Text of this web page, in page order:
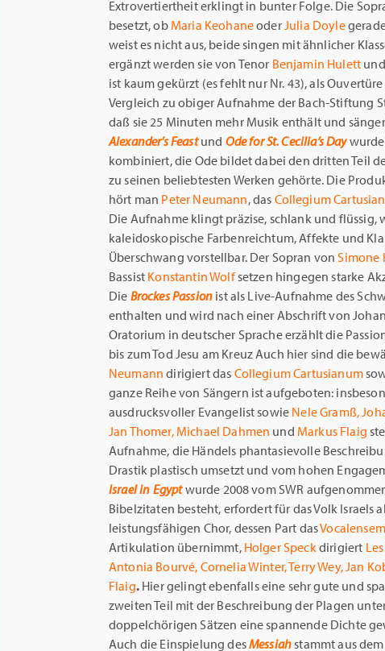
Extrovertiertheit erklingt in bunter Folge. Die
besetzt, ob Maria KeohaneoderJulia Doyle
weist es nicht aus, beide singen mit ähnlicher
ergänzt werden sie von Tenor Benjamin Hulett
ist kaum gekürzt (es fehlt nur Nr. 43), als
Vergleich zu obiger Aufnahme der Bach-Stiftung
daß sie 25 Minuten mehr Musik enthält und
Alexander’s Feastund Ode for St. Cecilia’s Day
kombiniert, die Ode bildet dabei den dritten Teil
zu seinen beliebtesten Werken gehörte. Die
hört man Peter Neumann, das Collegium
Die Aufnahme klingt präzise, schlank und flüssig,
kaleidoskopische Farbenreichtum, Affekte und
Überschwang vorstellbar. Der Sopran vonSimone
Bassist Konstantin Wolfsetzen hingegen starke
Die Brockes Passion ist als Live-Aufnahme des
enthalten und wird nach einer Abschrift von
Oratorium in deutscher Sprache erzählt die
bis zum Tod Jesu am Kreuz Auch hier sind die
Neumanndirigiert das Collegium Cartusianum
ganze Reihe von Sängern ist aufgeboten:
ausdrucksvoller Evangelist sowie Nele Gramß,
Jan Thomer, Michael Dahmen und Markus Flaig
Aufnahme, die Händels phantasievolle
Drastik plastisch umsetzt und vom hohen
Israel in Egyptwurde 2008 vom SWR
Bibelzitaten besteht, erfordert für das Volk Israels
leistungsfähigen Chor, dessen Part das
Artikulation übernimmt, Holger Speckdirigiert
Antonia Bourvé, Cornelia Winter, Terry Wey, Jan
Flaig. Hier gelingt ebenfalls eine sehr gute und
zweiten Teil mit der Beschreibung der Plagen
doppelchörigen Sätzen eine spannende Dichte
Auch die Einspielung desMessiahstammt aus